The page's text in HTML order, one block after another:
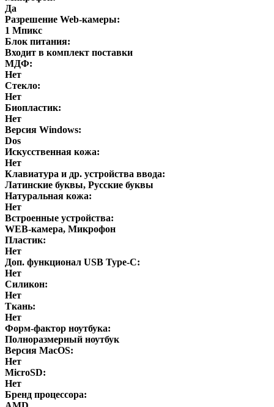
Да
Разрешение Web-камеры:
1 Мпикс
Блок питания:
Входит в комплект поставки
МДФ:
Нет
Стекло:
Нет
Биопластик:
Нет
Версия Windows:
Dos
Искусственная кожа:
Нет
Клавиатура и др. устройства ввода:
Латинские буквы, Русские буквы
Натуральная кожа:
Нет
Встроенные устройства:
WEB-камера, Микрофон
Пластик:
Нет
Доп. функционал USB Type-C:
Нет
Силикон:
Нет
Ткань:
Нет
Форм-фактор ноутбука:
Полноразмерный ноутбук
Версия MacOS:
Нет
MicroSD:
Нет
Бренд процессора: